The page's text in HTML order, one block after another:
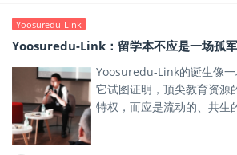
Yoosuredu-Link
Yoosuredu-Link：留学本不应是一场孤
Yoosuredu-Link的诞生像
它试图证明，顶尖教育资源
特权，而应是流动的、共生